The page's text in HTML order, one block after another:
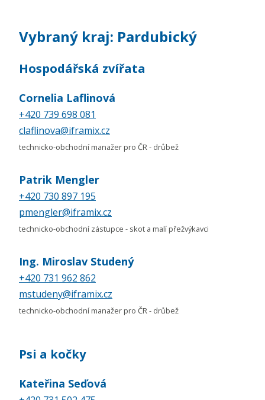
Vybraný kraj: Pardubický
Hospodářská zvířata
Cornelia Laflinová
+420 739 698 081
claflinova@iframix.cz
technicko-obchodní manažer pro ČR - drůbež
Patrik Mengler
+420 730 897 195
pmengler@iframix.cz
technicko-obchodní zástupce - skot a malí přežvýkavci
Ing. Miroslav Studený
+420 731 962 862
mstudeny@iframix.cz
technicko-obchodní manažer pro ČR - drůbež
Psi a kočky
Kateřina Seďová